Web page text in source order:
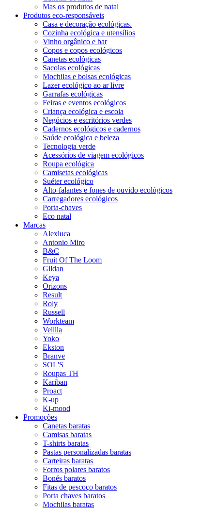
Mas os produtos de natal
Produtos eco-responsáveis
Casa e decoração ecológicas.
Cozinha ecológica e utensílios
Vinho orgânico e bar
Copos e copos ecológicos
Canetas ecológicas
Sacolas ecológicas
Mochilas e bolsas ecológicas
Lazer ecológico ao ar livre
Garrafas ecológicas
Feiras e eventos ecológicos
Criança ecológica e escola
Negócios e escritórios verdes
Cadernos ecológicos e cadernos
Saúde ecológica e beleza
Tecnologia verde
Acessórios de viagem ecológicos
Roupa ecológica
Camisetas ecológicas
Suéter ecológico
Alto-falantes e fones de ouvido ecológicos
Carregadores ecológicos
Porta-chaves
Eco natal
Marcas
Alexluca
Antonio Miro
B&C
Fruit Of The Loom
Gildan
Keya
Orizons
Result
Roly
Russell
Workteam
Velilla
Yoko
Ekston
Branve
SOL'S
Roupas TH
Kariban
Proact
K-up
Ki-mood
Promoções
Canetas baratas
Camisas baratas
T-shirts baratas
Pastas personalizadas baratas
Carteiras baratas
Forros polares baratos
Bonés baratos
Fitas de pescoço baratos
Porta chaves baratos
Mochilas baratas